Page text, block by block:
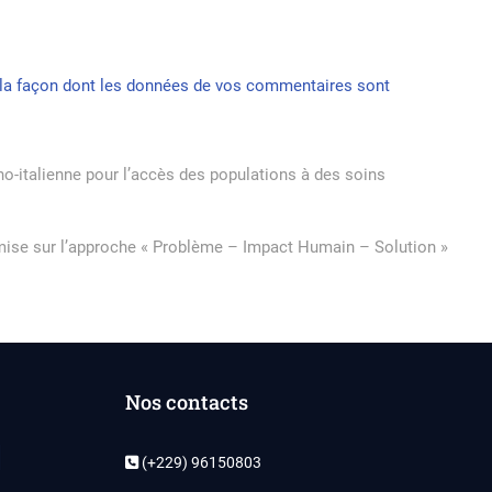
façon dont les données de vos commentaires sont
italienne pour l’accès des populations à des soins
sur l’approche « Problème – Impact Humain – Solution »
Nos contacts
(+229) 96150803